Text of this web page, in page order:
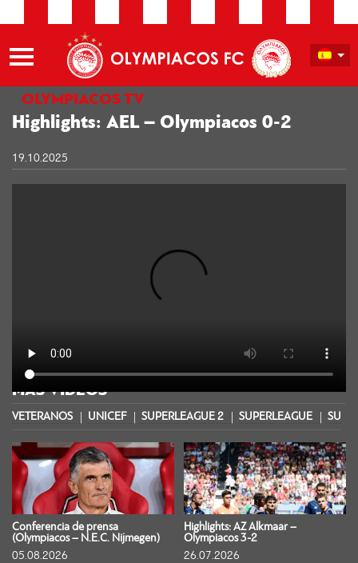
OLYMPIACOS TV
Highlights: AEL – Olympiacos 0-2
19.10.2025
MÁS VIDEOS
VETERANOS UNICEF SUPERLEAGUE 2 SUPERLEAGUE
Conferencia de prensa
(Olympiacos – N.E.C. Nijmegen)
05.08.2026
Highlights: AZ Alkmaar –
Olympiacos 3-2
26.07.2026